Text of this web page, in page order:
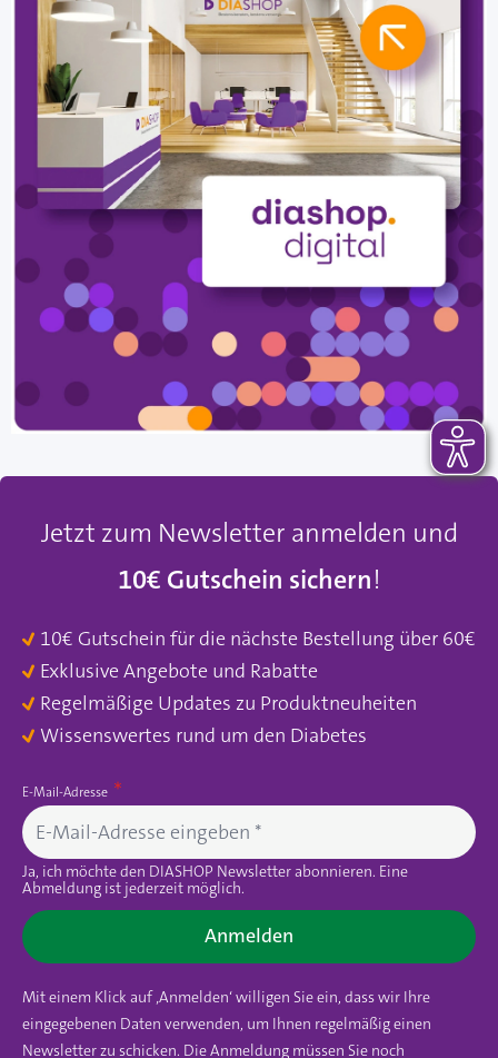
Jetzt zum Newsletter anmelden und
10€ Gutschein sichern!
10€ Gutschein für die nächste Bestellung über 60€
Exklusive Angebote und Rabatte
Regelmäßige Updates zu Produktneuheiten
Wissenswertes rund um den Diabetes
E-Mail-Adresse
Ja, ich möchte den DIASHOP Newsletter abonnieren. Eine
Abmeldung ist jederzeit möglich.
Anmelden
Mit einem Klick auf ‚Anmelden‘ willigen Sie ein, dass wir Ihre
eingegebenen Daten verwenden, um Ihnen regelmäßig einen
Newsletter zu schicken. Die Anmeldung müssen Sie noch